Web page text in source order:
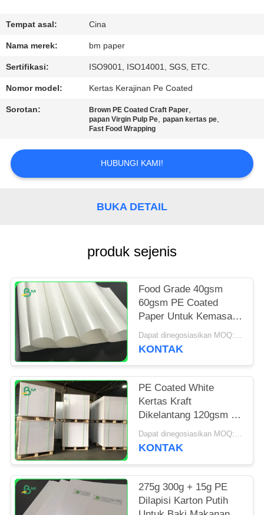
HUBUNGI
KAMI
BERITA
SITEMAP
Tempat asal: Cina
Nama merek: bm paper
Sertifikasi: ISO9001, ISO14001, SGS, ETC.
Nomor model: Kertas Kerajinan Pe Coated
Sorotan: Brown PE Coated Craft Paper,
papan Virgin Pulp Pe,papan kertas pe,
Fast Food Wrapping
HUBUNGI KAMI!
BUKA DETAIL
produk sejenis
Food Grade 40gsm
60gsm PE Coated
Paper Untuk Kemasan
Tongkat Kayu Manis
Dapat dinegosiasikan MOQ:1 ton untuk ukuran khusus & 10 ton untuk ukuran standar
KONTAK
PE Coated White
Kertas Kraft
Dikelantang 120gsm +
10g Untuk Produk
Makanan Pembungkus
Dapat dinegosiasikan MOQ:1 TON
KONTAK
275g 300g + 15g PE
Dilapisi Karton Putih